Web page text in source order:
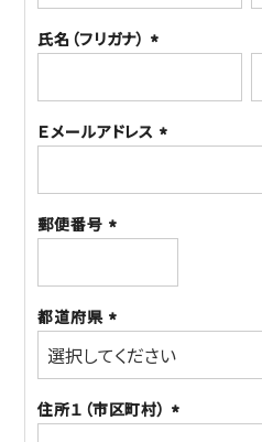
須)
氏名（フリガナ）
須)
Ｅメールアドレス
須)
郵便番号
須)
都道府県
(必
須)
住所１（市区町村）